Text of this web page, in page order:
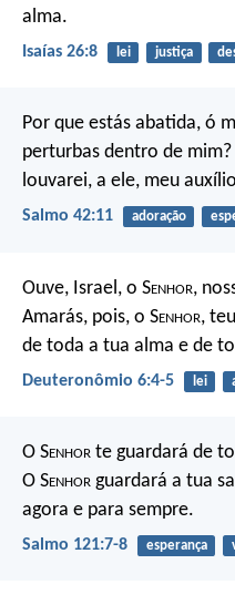
alma.
Isaías 26:8 lei justiça
Por que estás abatida, ó
perturbas dentro de mim?
louvarei, a ele, meu
Salmo 42:11 adoração
Ouve, Israel, o Senhor,
Amarás, pois, o Senhor,
de toda a tua alma e de
Deuteronômio 6:4-5 lei
O Senhor te guardará de
O Senhor guardará a tua
agora e para sempre.
Salmo 121:7-8 esperança